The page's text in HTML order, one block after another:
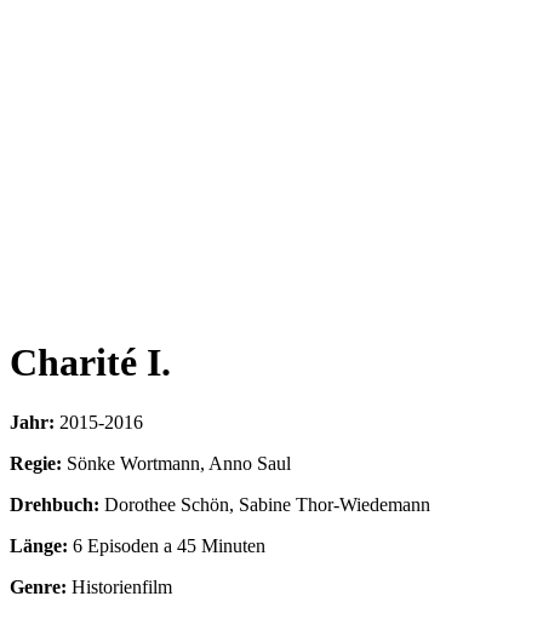
Charité I.
Jahr: 2015-2016
Regie: Sönke Wortmann, Anno Saul
Drehbuch: Dorothee Schön, Sabine Thor-Wiedemann
Länge: 6 Episoden a 45 Minuten
Genre: Historienfilm